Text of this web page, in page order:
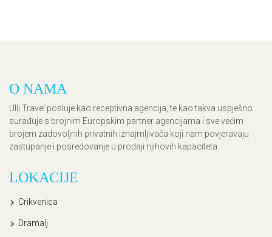
O NAMA
Ulli Travel posluje kao receptivna agencija, te kao takva uspješno
surađuje s brojnim Europskim partner agencijama i sve većim
brojem zadovoljnih privatnih iznajmljivača koji nam povjeravaju
zastupanje i posredovanje u prodaji njihovih kapaciteta.
LOKACIJE
Crikvenica
Dramalj